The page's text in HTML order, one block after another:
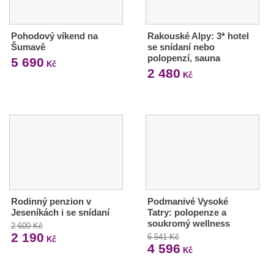
Pohodový víkend na
Šumavě
5 690 Kč
Rakouské Alpy: 3* hotel
se snídaní nebo
polopenzí, sauna
2 480 Kč
Rodinný penzion v
Jeseníkách i se snídaní
2 600 Kč
2 190 Kč
Podmanivé Vysoké
Tatry: polopenze a
soukromý wellness
6 541 Kč
4 596 Kč